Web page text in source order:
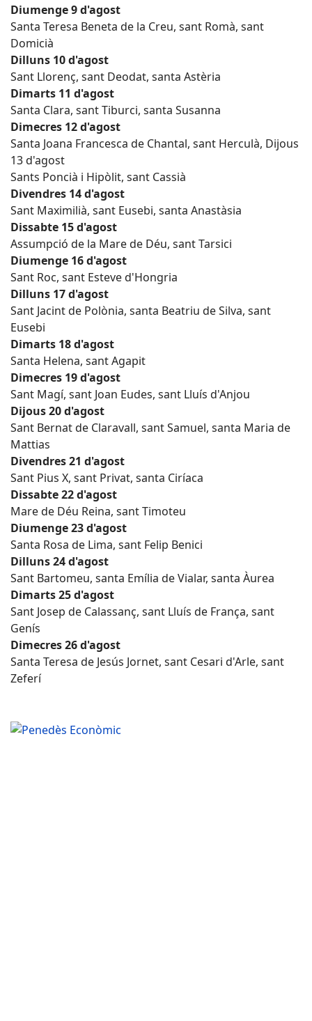
Diumenge 9 d'agost
Santa Teresa Beneta de la Creu, sant Romà, sant
Domicià
Dilluns 10 d'agost
Sant Llorenç, sant Deodat, santa Astèria
Dimarts 11 d'agost
Santa Clara, sant Tiburci, santa Susanna
Dimecres 12 d'agost
Santa Joana Francesca de Chantal, sant Herculà, Dijous
13 d'agost
Sants Poncià i Hipòlit, sant Cassià
Divendres 14 d'agost
Sant Maximilià, sant Eusebi, santa Anastàsia
Dissabte 15 d'agost
Assumpció de la Mare de Déu, sant Tarsici
Diumenge 16 d'agost
Sant Roc, sant Esteve d'Hongria
Dilluns 17 d'agost
Sant Jacint de Polònia, santa Beatriu de Silva, sant
Eusebi
Dimarts 18 d'agost
Santa Helena, sant Agapit
Dimecres 19 d'agost
Sant Magí, sant Joan Eudes, sant Lluís d'Anjou
Dijous 20 d'agost
Sant Bernat de Claravall, sant Samuel, santa Maria de
Mattias
Divendres 21 d'agost
Sant Pius X, sant Privat, santa Ciríaca
Dissabte 22 d'agost
Mare de Déu Reina, sant Timoteu
Diumenge 23 d'agost
Santa Rosa de Lima, sant Felip Benici
Dilluns 24 d'agost
Sant Bartomeu, santa Emília de Vialar, santa Àurea
Dimarts 25 d'agost
Sant Josep de Calassanç, sant Lluís de França, sant
Genís
Dimecres 26 d'agost
Santa Teresa de Jesús Jornet, sant Cesari d'Arle, sant
Zeferí